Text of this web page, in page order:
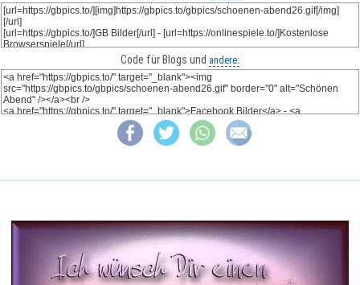
Code für Blogs und andere: